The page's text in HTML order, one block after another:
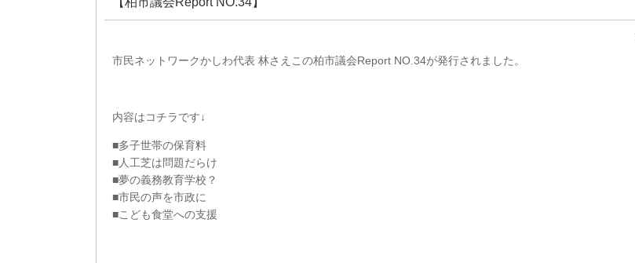
市民ネットワークかしわ代表 林さえこの柏市議会Report NO.34が発行されました。
内容はコチラです↓
■多子世帯の保育料
■人工芝は問題だらけ
■夢の義務教育学校？
⁡■市民の声を市政に
■こども食堂への支援